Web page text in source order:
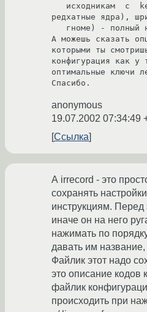
редхатные ядра),
А можешь сказать
которыми ты
конфигурация как у
оптимальные ключи
Спасибо.
anonymous
19.07.2002 07:34:49
Ссылка
А irrecord - это
сохранять
инструкциям. Перед
иначе он на него
нажимать по
давать им
Файлик этот надо
это описание кодов
файлик
происходить при